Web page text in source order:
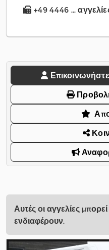
+49 4446 ...
Αυτές οι αγγελίες
ενδιαφέρουν.